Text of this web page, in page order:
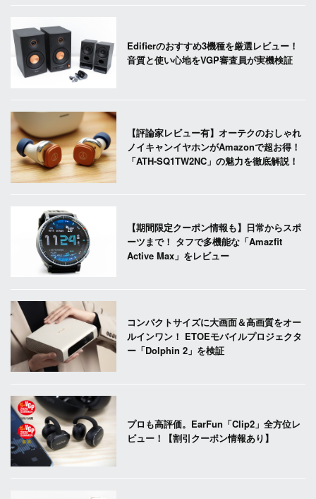
Edifierのおすすめ3機種を厳選レビュー！
音質と使い心地をVGP審査員が実機検証
【評論家レビュー有】オーテクのおしゃれ
ノイキャンイヤホンがAmazonで超お得！
「ATH-SQ1TW2NC」の魅力を徹底解説！
【期間限定クーポン情報も】日常からスポ
ーツまで！ タフで多機能な「Amazfit
Active Max」をレビュー
コンパクトサイズに大画面＆高画質をオー
ルインワン！ ETOEモバイルプロジェクタ
ー「Dolphin 2」を検証
プロも高評価。EarFun「Clip2」全方位レ
ビュー！【割引クーポン情報あり】